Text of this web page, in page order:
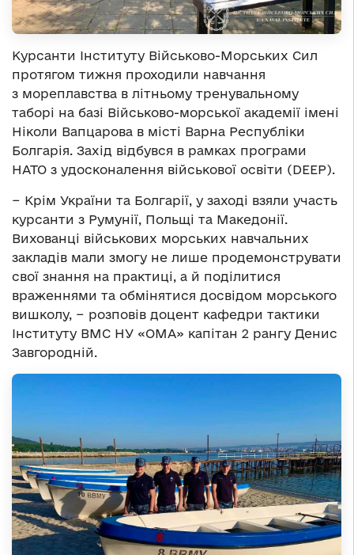
Курсанти Інституту Військово-Морських Сил
протягом тижня проходили навчання
з мореплавства в літньому тренувальному
таборі на базі Військово-морської академії імені
Ніколи Вапцарова в місті Варна Республіки
Болгарія. Захід відбувся в рамках програми
НАТО з удосконалення військової освіти (DEEP).
− Крім України та Болгарії, у заході взяли участь
курсанти з Румунії, Польщі та Македонії.
Вихованці військових морських навчальних
закладів мали змогу не лише продемонструвати
свої знання на практиці, а й поділитися
враженнями та обмінятися досвідом морського
вишколу, − розповів доцент кафедри тактики
Інституту ВМС НУ «ОМА» капітан 2 рангу Денис
Завгородній.